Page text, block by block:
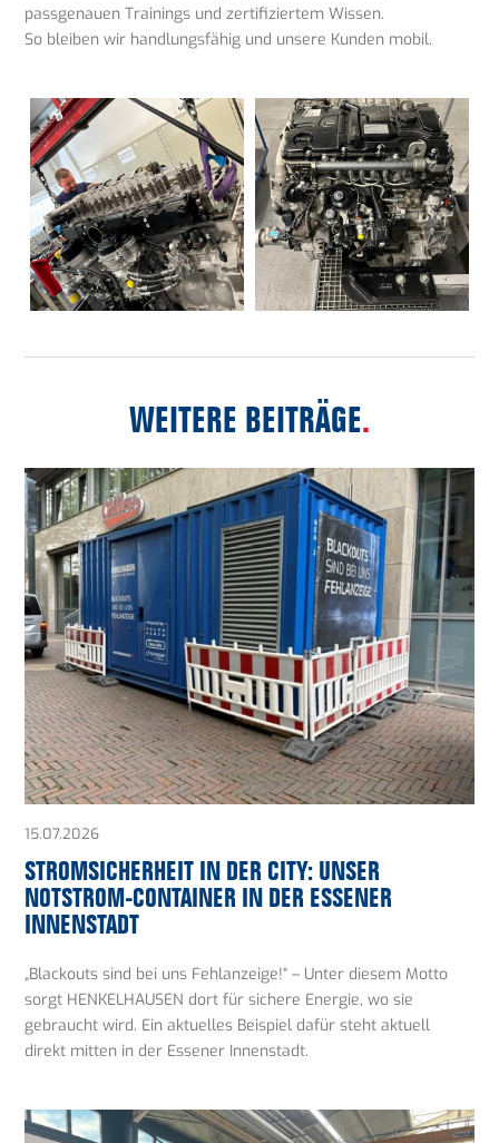
passgenauen Trainings und zertifiziertem Wissen.
So bleiben wir handlungsfähig und unsere Kunden mobil.
WEITERE BEITRÄGE.
15.07.2026
STROMSICHERHEIT IN DER CITY: UNSER
NOTSTROM-CONTAINER IN DER ESSENER
INNENSTADT
„Blackouts sind bei uns Fehlanzeige!“ – Unter diesem Motto
sorgt HENKELHAUSEN dort für sichere Energie, wo sie
gebraucht wird. Ein aktuelles Beispiel dafür steht aktuell
direkt mitten in der Essener Innenstadt.